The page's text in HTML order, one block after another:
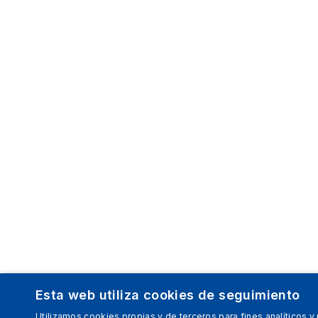
Esta web utiliza cookies de seguimiento